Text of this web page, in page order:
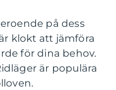
på dess
klokt att jämföra
för dina behov.
är populära